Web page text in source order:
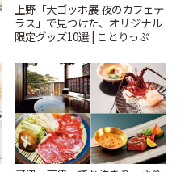
上野「大ゴッホ展 夜のカフェテ
ラス」で見つけた、オリジナル
限定グッズ10選 | ことりっぷ